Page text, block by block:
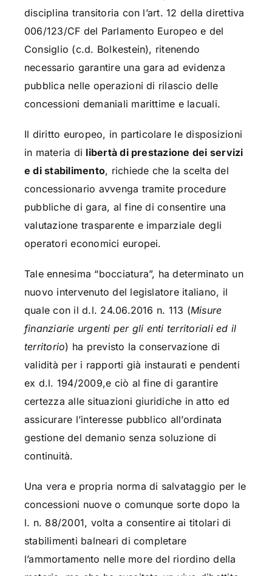
disciplina transitoria con l’art. 12 della direttiva
006/123/CF del Parlamento Europeo e del
Consiglio (c.d. Bolkestein), ritenendo
necessario garantire una gara ad evidenza
pubblica nelle operazioni di rilascio delle
concessioni demaniali marittime e lacuali.
Il diritto europeo, in particolare le disposizioni
in materia di libertà di prestazione dei servizi
e di stabilimento, richiede che la scelta del
concessionario avvenga tramite procedure
pubbliche di gara, al fine di consentire una
valutazione trasparente e imparziale degli
operatori economici europei.
Tale ennesima “bocciatura”, ha determinato un
nuovo intervenuto del legislatore italiano, il
quale con il d.l. 24.06.2016 n. 113 (Misure
finanziarie urgenti per gli enti territoriali ed il
territorio) ha previsto la conservazione di
validità per i rapporti già instaurati e pendenti
ex d.l. 194/2009,e ciò al fine di garantire
certezza alle situazioni giuridiche in atto ed
assicurare l’interesse pubblico all’ordinata
gestione del demanio senza soluzione di
continuità.
Una vera e propria norma di salvataggio per le
concessioni nuove o comunque sorte dopo la
l. n. 88/2001, volta a consentire ai titolari di
stabilimenti balneari di completare
l’ammortamento nelle more del riordino della